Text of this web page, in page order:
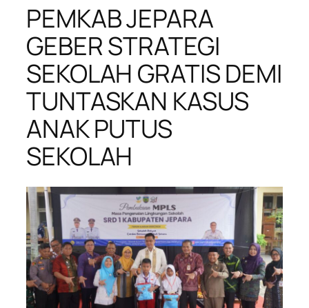
PEMKAB JEPARA
GEBER STRATEGI
SEKOLAH GRATIS DEMI
TUNTASKAN KASUS
ANAK PUTUS
SEKOLAH